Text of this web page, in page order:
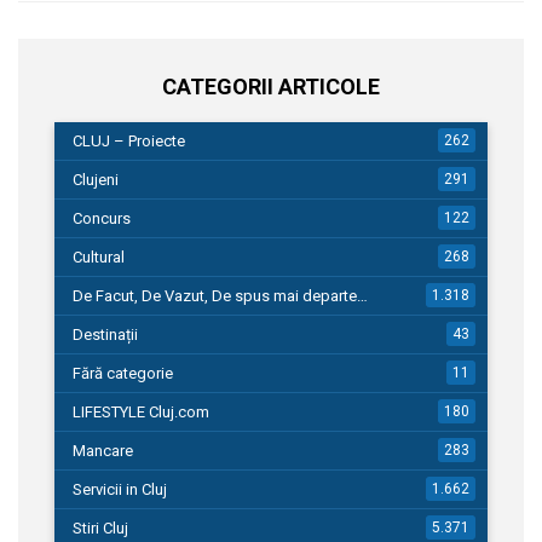
CATEGORII ARTICOLE
CLUJ – Proiecte 262
Clujeni 291
Concurs 122
Cultural 268
De Facut, De Vazut, De spus mai departe… 1.318
Destinații 43
Fără categorie 11
LIFESTYLE Cluj.com 180
Mancare 283
Servicii in Cluj 1.662
Stiri Cluj 5.371